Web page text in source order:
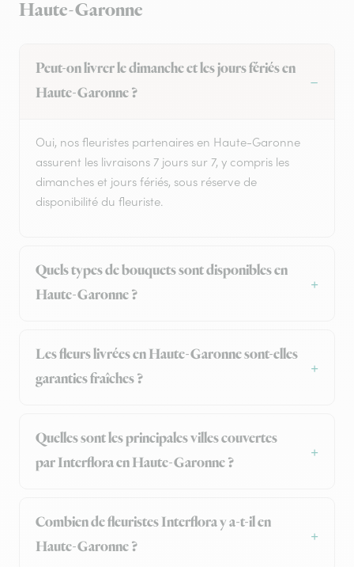
Haute-Garonne
Peut-on livrer le dimanche et les jours fériés en
Haute-Garonne ?
Oui, nos fleuristes partenaires en Haute-Garonne
assurent les livraisons 7 jours sur 7, y compris les
dimanches et jours fériés, sous réserve de
disponibilité du fleuriste.
Quels types de bouquets sont disponibles en
Haute-Garonne ?
Les fleurs livrées en Haute-Garonne sont-elles
garanties fraîches ?
Quelles sont les principales villes couvertes
par Interflora en Haute-Garonne ?
Combien de fleuristes Interflora y a-t-il en
Haute-Garonne ?